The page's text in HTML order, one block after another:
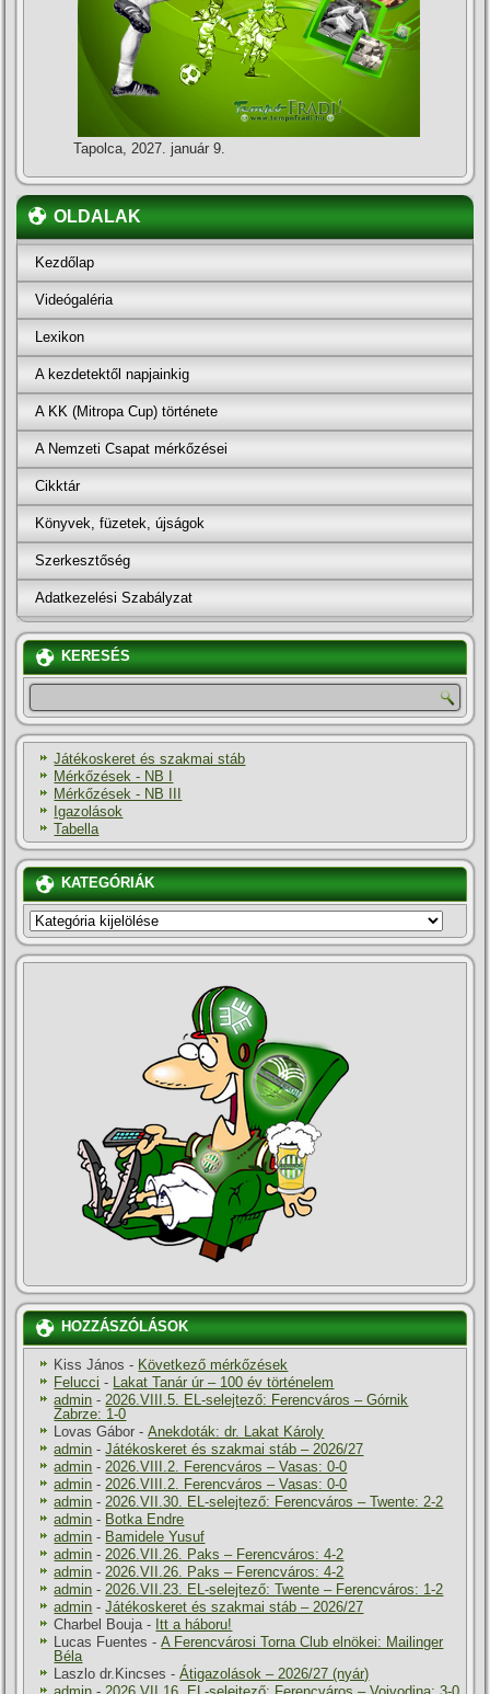
Tapolca, 2027. január 9.
OLDALAK
Kezdőlap
Videógaléria
Lexikon
A kezdetektől napjainkig
A KK (Mitropa Cup) története
A Nemzeti Csapat mérkőzései
Cikktár
Könyvek, füzetek, újságok
Szerkesztőség
Adatkezelési Szabályzat
KERESÉS
Játékoskeret és szakmai stáb
Mérkőzések - NB I
Mérkőzések - NB III
Igazolások
Tabella
KATEGÓRIÁK
KATEGÓRIÁK
HOZZÁSZÓLÁSOK
Kiss János - Következő mérkőzések
Felucci -
Lakat Tanár úr – 100 év történelem
admin - 2026.VIII.5. EL-selejtező: Ferencváros – Górnik
Zabrze: 1-0
Lovas Gábor -Anekdoták: dr. Lakat Károly
admin -Játékoskeret és szakmai stáb – 2026/27
admin - 2026.VIII.2. Ferencváros – Vasas: 0-0
admin - 2026.VIII.2. Ferencváros – Vasas: 0-0
admin - 2026.VII.30. EL-selejtező: Ferencváros – Twente: 2-2
admin - Botka Endre
admin - Bamidele Yusuf
admin - 2026.VII.26. Paks – Ferencváros: 4-2
admin - 2026.VII.26. Paks – Ferencváros: 4-2
admin - 2026.VII.23. EL-selejtező: Twente – Ferencváros: 1-2
admin -Játékoskeret és szakmai stáb – 2026/27
Charbel Bouja - Itt a háboru!
Lucas Fuentes -A Ferencvárosi Torna Club elnökei: Mailinger
Béla
Laszlo dr.Kincses -Átigazolások – 2026/27 (nyár)